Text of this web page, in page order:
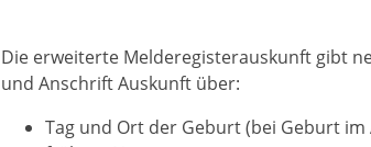
Die erweiterte Melderegisterauskunft gibt
und Anschrift Auskunft über:
Tag und Ort der Geburt (bei Geburt im